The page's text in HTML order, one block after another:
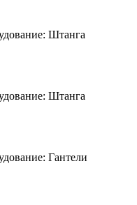
Штанга
Штанга
Гантели